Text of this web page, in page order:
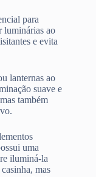
para
luminárias ao
e evita
lanternas ao
suave e
também
uma
iluminá-la
mas